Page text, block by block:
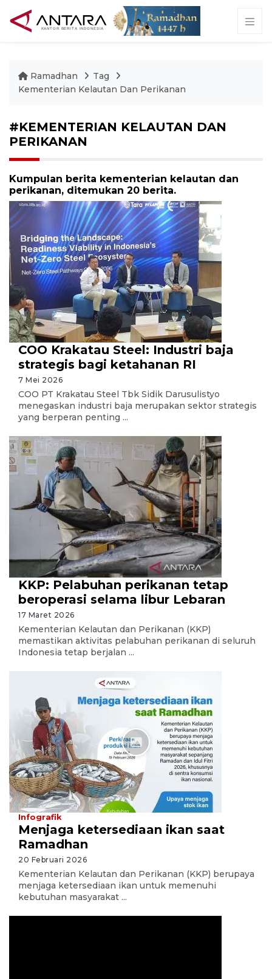
Ramadhan
Tag
Kementerian Kelautan Dan Perikanan
#KEMENTERIAN KELAUTAN DAN
PERIKANAN
Kumpulan berita kementerian kelautan dan
perikanan, ditemukan 20 berita.
COO Krakatau Steel: Industri baja
strategis bagi ketahanan RI
7 Mei 2026
COO PT Krakatau Steel Tbk Sidik Darusulistyo
menegaskan industri baja merupakan sektor strategis
yang berperan penting ...
KKP: Pelabuhan perikanan tetap
beroperasi selama libur Lebaran
17 Maret 2026
Kementerian Kelautan dan Perikanan (KKP)
memastikan aktivitas pelabuhan perikanan di seluruh
Indonesia tetap berjalan ...
Infografik
Menjaga ketersediaan ikan saat
Ramadhan
20 Februari 2026
Kementerian Kelautan dan Perikanan (KKP) berupaya
menjaga ketersediaan ikan untuk memenuhi
kebutuhan masyarakat ...